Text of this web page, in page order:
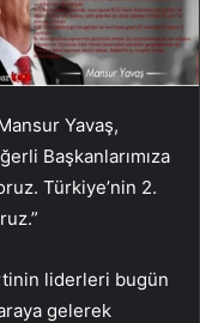
Yavaş,
Başkanlarımıza
Türkiye’nin 2.
liderleri bugün
gelerek